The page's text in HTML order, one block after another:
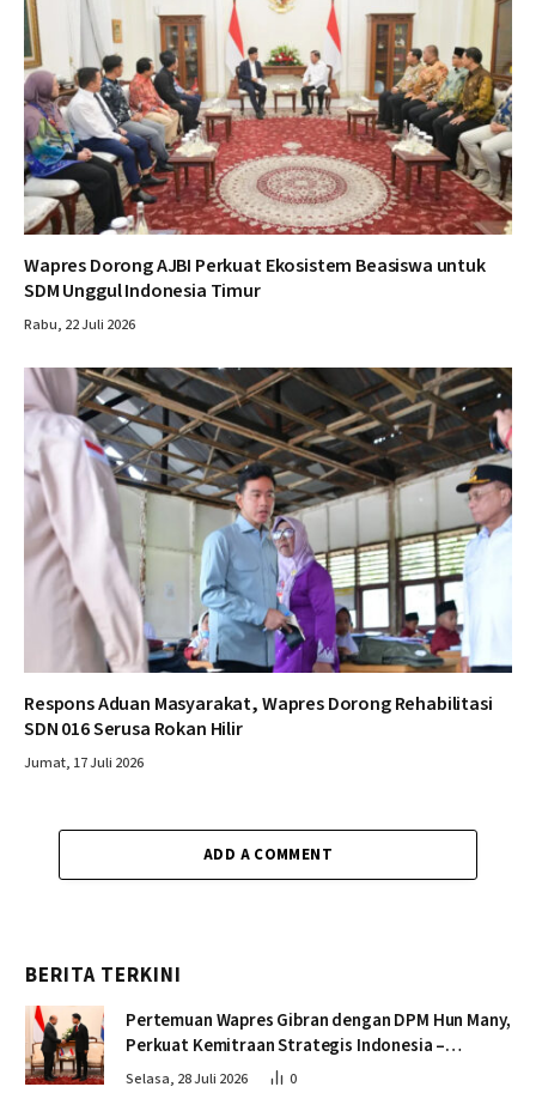
Wapres Dorong AJBI Perkuat Ekosistem Beasiswa untuk
SDM Unggul Indonesia Timur
Rabu, 22 Juli 2026
Respons Aduan Masyarakat, Wapres Dorong Rehabilitasi
SDN 016 Serusa Rokan Hilir
Jumat, 17 Juli 2026
ADD A COMMENT
BERITA TERKINI
Pertemuan Wapres Gibran dengan DPM Hun Many,
Perkuat Kemitraan Strategis Indonesia –
Kamboja
Selasa, 28 Juli 2026 0